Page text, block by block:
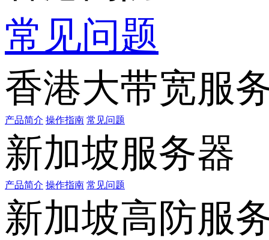
常见问题
香港大带宽服
产品简介 操作指南 常见问题
新加坡服务器
产品简介 操作指南 常见问题
新加坡高防服